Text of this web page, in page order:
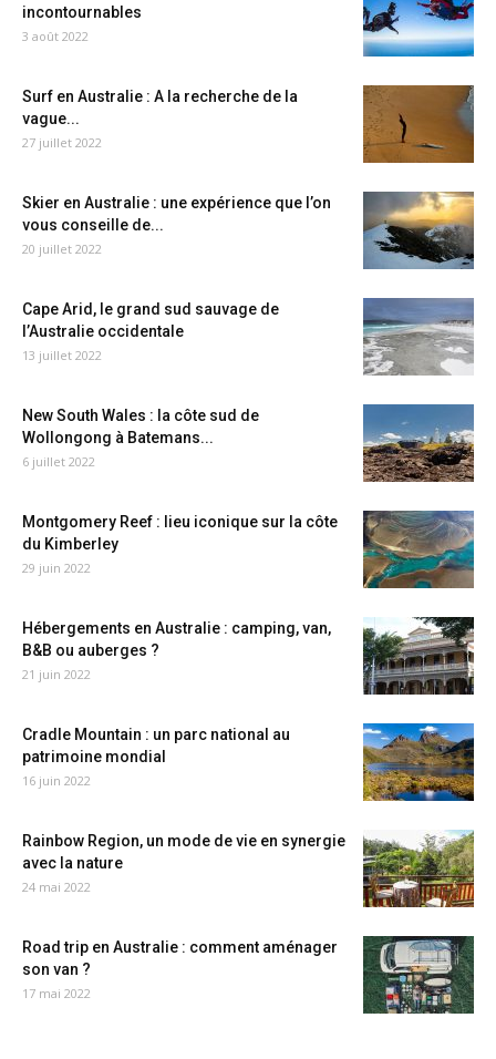
incontournables
3 août 2022
Surf en Australie : A la recherche de la
vague...
27 juillet 2022
Skier en Australie : une expérience que l’on
vous conseille de...
20 juillet 2022
Cape Arid, le grand sud sauvage de
l’Australie occidentale
13 juillet 2022
New South Wales : la côte sud de
Wollongong à Batemans...
6 juillet 2022
Montgomery Reef : lieu iconique sur la côte
du Kimberley
29 juin 2022
Hébergements en Australie : camping, van,
B&B ou auberges ?
21 juin 2022
Cradle Mountain : un parc national au
patrimoine mondial
16 juin 2022
Rainbow Region, un mode de vie en synergie
avec la nature
24 mai 2022
Road trip en Australie : comment aménager
son van ?
17 mai 2022